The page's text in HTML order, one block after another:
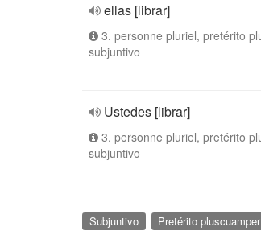
ellas [librar]
3. personne pluriel, pretérito
subjuntivo
Ustedes [librar]
3. personne pluriel, pretérito
subjuntivo
Subjuntivo Pretérito